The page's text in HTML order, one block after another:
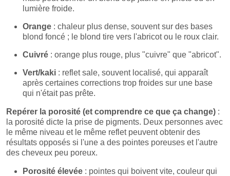
lumière froide.
Orange : chaleur plus dense, souvent sur des bases
blond foncé ; le blond tire vers l'abricot ou le roux clair.
Cuivré : orange plus rouge, plus "cuivre" que "abricot".
Vert/kaki : reflet sale, souvent localisé, qui apparaît
après certaines corrections trop froides sur une base
qui n'était pas prête.
Repérer la porosité (et comprendre ce que ça change) :
la porosité dicte la prise de pigments. Deux personnes avec
le même niveau et le même reflet peuvent obtenir des
résultats opposés si l'une a des pointes poreuses et l'autre
des cheveux peu poreux.
Porosité élevée : pointes qui boivent vite, couleur qui